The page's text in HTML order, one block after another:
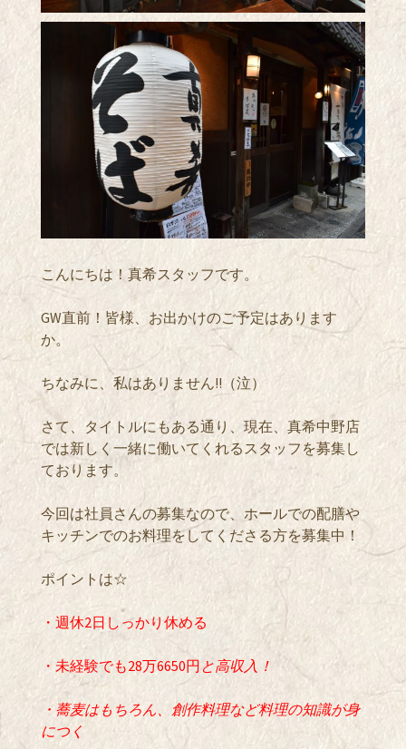
こんにちは！真希スタッフです。
GW直前！皆様、お出かけのご予定はあります
か。
ちなみに、私はありません!!（泣）
さて、タイトルにもある通り、現在、真希中野店
では新しく一緒に働いてくれるスタッフを募集し
ております。
今回は社員さんの募集なので、ホールでの配膳や
キッチンでのお料理をしてくださる方を募集中！
ポイントは☆
・週休2日しっかり休める
・未経験でも28万6650円と高収入！
・蕎麦はもちろん、創作料理など料理の知識が身
につく